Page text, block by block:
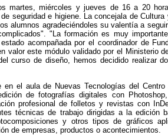
martes, miércoles y jueves de 16 a 20
seguridad e higiene. La concejala de Cultura
alumnos agradeciéndoles su valentía a
"La formación es muy
acompañada por el coordinador de
valor este módulo validado por el Ministerio
curso de diseño, hemos decidido realizar
el aula de Nuevas Tecnologías del
de fotografías digitales con
profesional de folletos y revistas con
técnicas de trabajo dirigidas a la edición
y otros tipos de gráficos
de empresas, productos o acontecimientos.